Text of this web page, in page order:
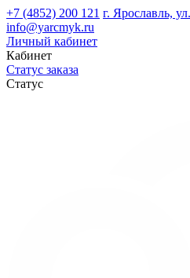
+7 (4852) 200 121 г. Ярославль,
info@yarcmyk.ru
Личный кабинет
Кабинет
Статус заказа
Статус